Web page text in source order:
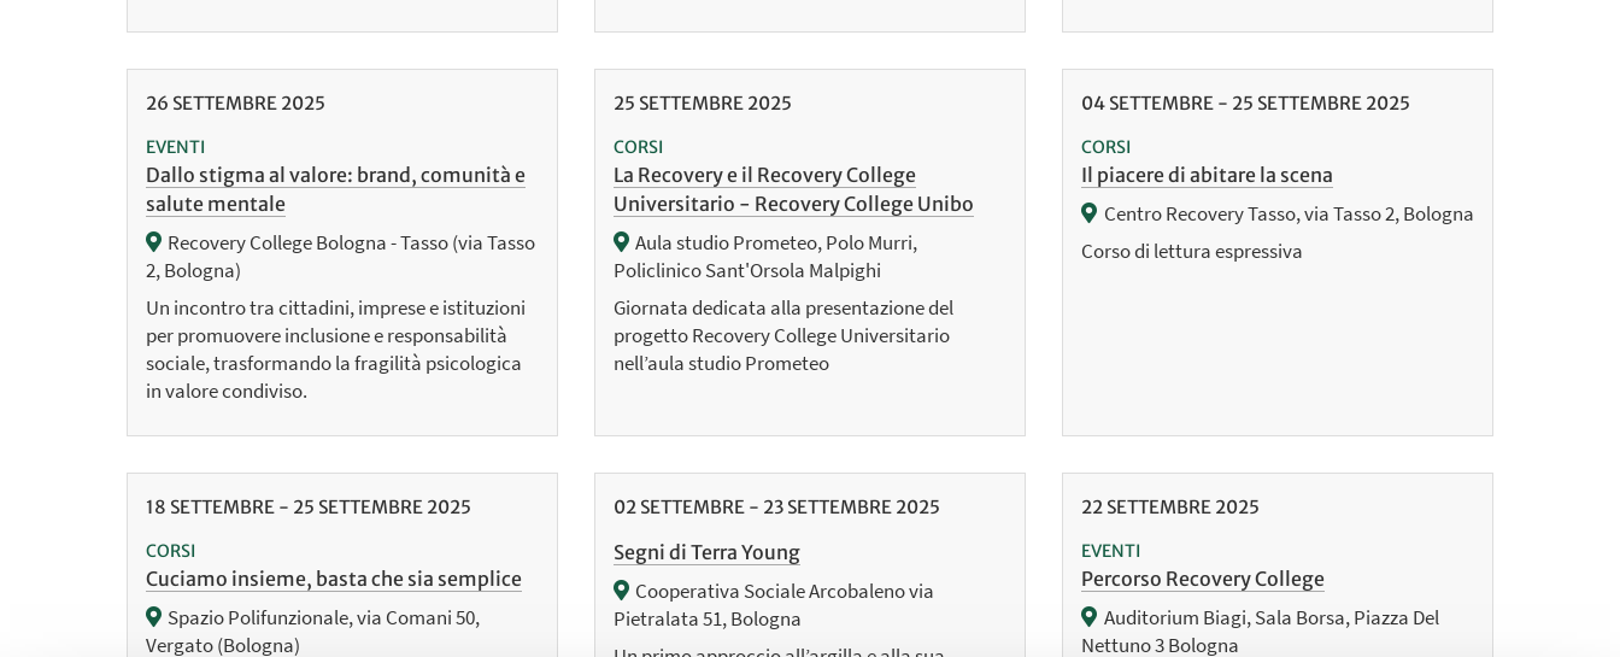
26 SETTEMBRE 2025
EVENTI
Dallo stigma al valore: brand, comunità e
salute mentale
Recovery College Bologna - Tasso (via Tasso
2, Bologna)
Un incontro tra cittadini, imprese e istituzioni
per promuovere inclusione e responsabilità
sociale, trasformando la fragilità psicologica
in valore condiviso.
25 SETTEMBRE 2025
CORSI
La Recovery e il Recovery College
Universitario - Recovery College Unibo
Aula studio Prometeo, Polo Murri,
Policlinico Sant'Orsola Malpighi
Giornata dedicata alla presentazione del
progetto Recovery College Universitario
nell’aula studio Prometeo
04 SETTEMBRE - 25 SETTEMBRE 2025
CORSI
Il piacere di abitare la scena
Centro Recovery Tasso, via Tasso 2, Bologna
Corso di lettura espressiva
18 SETTEMBRE- 25 SETTEMBRE 2025
CORSI
Cuciamo insieme, basta che sia semplice
Spazio Polifunzionale, via Comani 50,
Vergato (Bologna)
02SETTEMBRE- 23SETTEMBRE 2025
Segni di Terra Young
Cooperativa Sociale Arcobaleno via
Pietralata 51, Bologna
22 SETTEMBRE 2025
EVENTI
Percorso Recovery College
Auditorium Biagi, Sala Borsa, Piazza Del
Nettuno 3 Bologna